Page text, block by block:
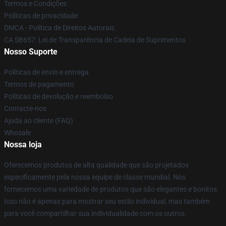
Termos e Condições
Políticas de privacidade
DMCA - Política de Direitos Autorais
CA SB657: Lei de Transparência de Cadeia de Suprimentos
Nosso Suporte
Políticas de envio e entrega
Termos de pagamento
Políticas de devolução e reembolso
Contacte-nos
Ajuda ao cliente (FAQ)
Whosale
Nossa loja
Oferecemos produtos de alta qualidade que são projetados
especificamente pela nossa equipe de classe mundial. Nós
fornecemos uma variedade de produtos que são elegantes e bonitos.
Isso não é apenas para mostrar seu estilo individual, mas também
para você compartilhar sua individualidade com os outros.